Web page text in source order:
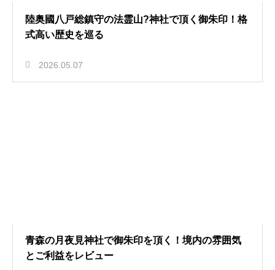
陸奥國八戸総鎮守の法霊山?神社で頂く御朱印！格
式高い歴史を巡る
2026.05.07
青森の月夜見神社で御朱印を頂く！境内の雰囲気
とご利益をレビュー